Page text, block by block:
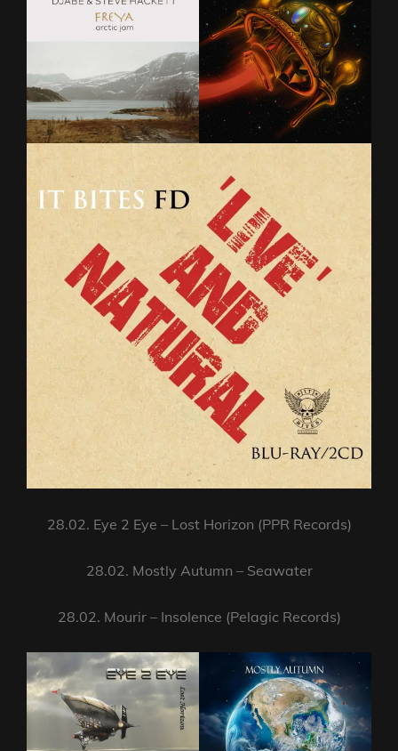
28.02. Eye 2 Eye – Lost Horizon (PPR Records)
28.02. Mostly Autumn – Seawater
28.02. Mourir – Insolence (Pelagic Records)